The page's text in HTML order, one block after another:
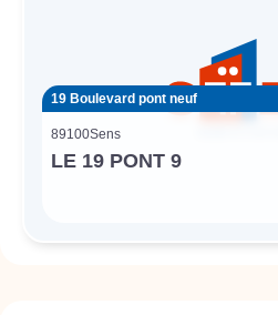
19 Boulevard pont neuf
89100Sens
LE 19 PONT 9